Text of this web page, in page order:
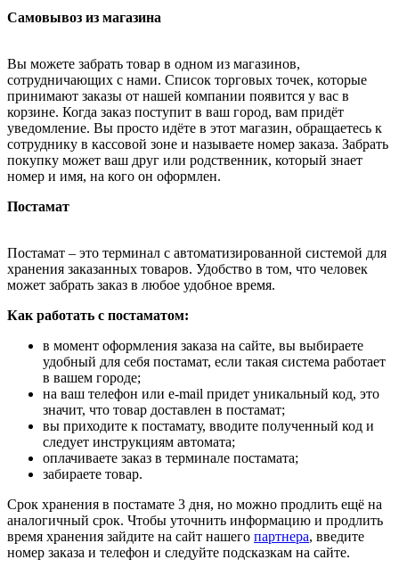
Самовывоз из магазина
Вы можете забрать товар в одном из магазинов,
сотрудничающих с нами. Список торговых точек, которые
принимают заказы от нашей компании появится у вас в
корзине. Когда заказ поступит в ваш город, вам придёт
уведомление. Вы просто идёте в этот магазин, обращаетесь к
сотруднику в кассовой зоне и называете номер заказа. Забрать
покупку может ваш друг или родственник, который знает
номер и имя, на кого он оформлен.
Постамат
Постамат – это терминал с автоматизированной системой для
хранения заказанных товаров. Удобство в том, что человек
может забрать заказ в любое удобное время.
Как работать с постаматом:
в момент оформления заказа на сайте, вы выбираете
удобный для себя постамат, если такая система работает
в вашем городе;
на ваш телефон или e-mail придет уникальный код, это
значит, что товар доставлен в постамат;
вы приходите к постамату, вводите полученный код и
следует инструкциям автомата;
оплачиваете заказ в терминале постамата;
забираете товар.
Срок хранения в постамате 3 дня, но можно продлить ещё на
аналогичный срок. Чтобы уточнить информацию и продлить
время хранения зайдите на сайт нашего партнера, введите
номер заказа и телефон и следуйте подсказкам на сайте.